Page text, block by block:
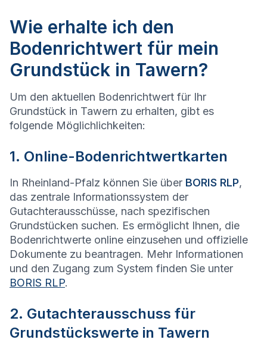
Wie erhalte ich den
Bodenrichtwert für mein
Grundstück in Tawern?
Um den aktuellen Bodenrichtwert für Ihr
Grundstück in Tawern zu erhalten, gibt es
folgende Möglichlichkeiten:
1. Online-Bodenrichtwertkarten
In Rheinland-Pfalz können Sie über BORIS RLP,
das zentrale Informationssystem der
Gutachterausschüsse, nach spezifischen
Grundstücken suchen. Es ermöglicht Ihnen, die
Bodenrichtwerte online einzusehen und offizielle
Dokumente zu beantragen. Mehr Informationen
und den Zugang zum System finden Sie unter
BORIS RLP.
2. Gutachterausschuss für
Grundstückswerte in Tawern